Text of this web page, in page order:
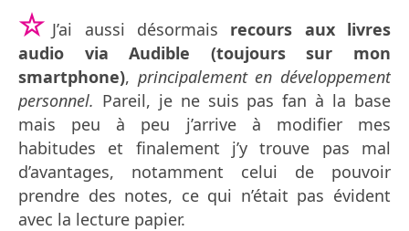
☆ J’ai aussi désormais recours aux livres
audio via Audible (toujours sur mon
smartphone), principalement en développement
personnel. Pareil, je ne suis pas fan à la base
mais peu à peu j’arrive à modifier mes
habitudes et finalement j’y trouve pas mal
d’avantages, notamment celui de pouvoir
prendre des notes, ce qui n’était pas évident
avec la lecture papier.